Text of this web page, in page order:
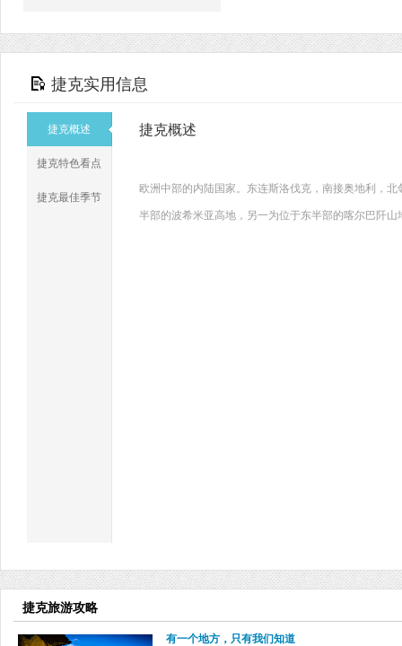
捷克实用信息
捷克概述
捷克特色看点
捷克最佳季节
捷克概述
欧洲中部的内陆国家。东连斯洛伐克，南接奥地利，
半部的波希米亚高地，另一为位于东半部的喀尔巴阡山
捷克旅游攻略
有一个地方，只有我们知道